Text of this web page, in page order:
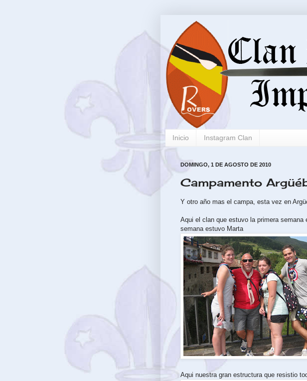
Inicio Instagram Clan
DOMINGO, 1 DE AGOSTO DE 2010
Campamento
Y otro año mas el campa, esta vez en
Aqui el clan que estuvo la primera
semana estuvo Marta
Aqui nuestra gran estructura que resistio